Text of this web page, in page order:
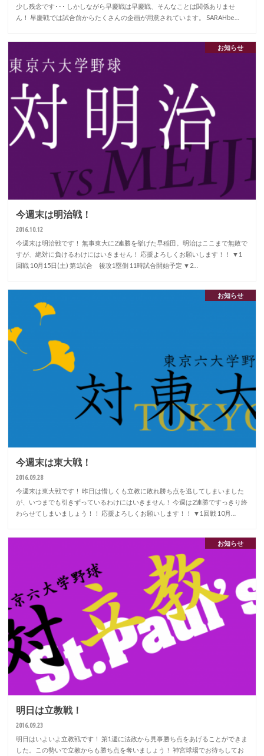
少し残念です･･･ しかしながら早慶戦は早慶戦、そんなことは関係ありませ
ん！ 早慶戦では試合前からたくさんの企画が用意されています。 SARAHbe…
お知らせ
今週末は明治戦！
2016.10.12
今週末は明治戦です！ 無事東大に2連勝を挙げた早稲田。明治はここまで無敗で
すが、絶対に負けるわけにはいきません！ 応援よろしくお願いします！！ ▼1
回戦 10月15日(土) 第1試合 後攻1塁側 11時試合開始予定 ▼2…
お知らせ
今週末は東大戦！
2016.09.28
今週末は東大戦です！ 昨日は惜しくも立教に敗れ勝ち点を逃してしまいました
が、いつまでも引きずっているわけにはいきません！ 今週は2連勝ですっきり終
わらせてしまいましょう！！ 応援よろしくお願いします！！ ▼1回戦 10月…
お知らせ
明日は立教戦！
2016.09.23
明日はいよいよ立教戦です！ 第1週に法政から見事勝ち点をあげることができま
した。この勢いで立教からも勝ち点を奪いましょう！ 神宮球場でお待ちしてお